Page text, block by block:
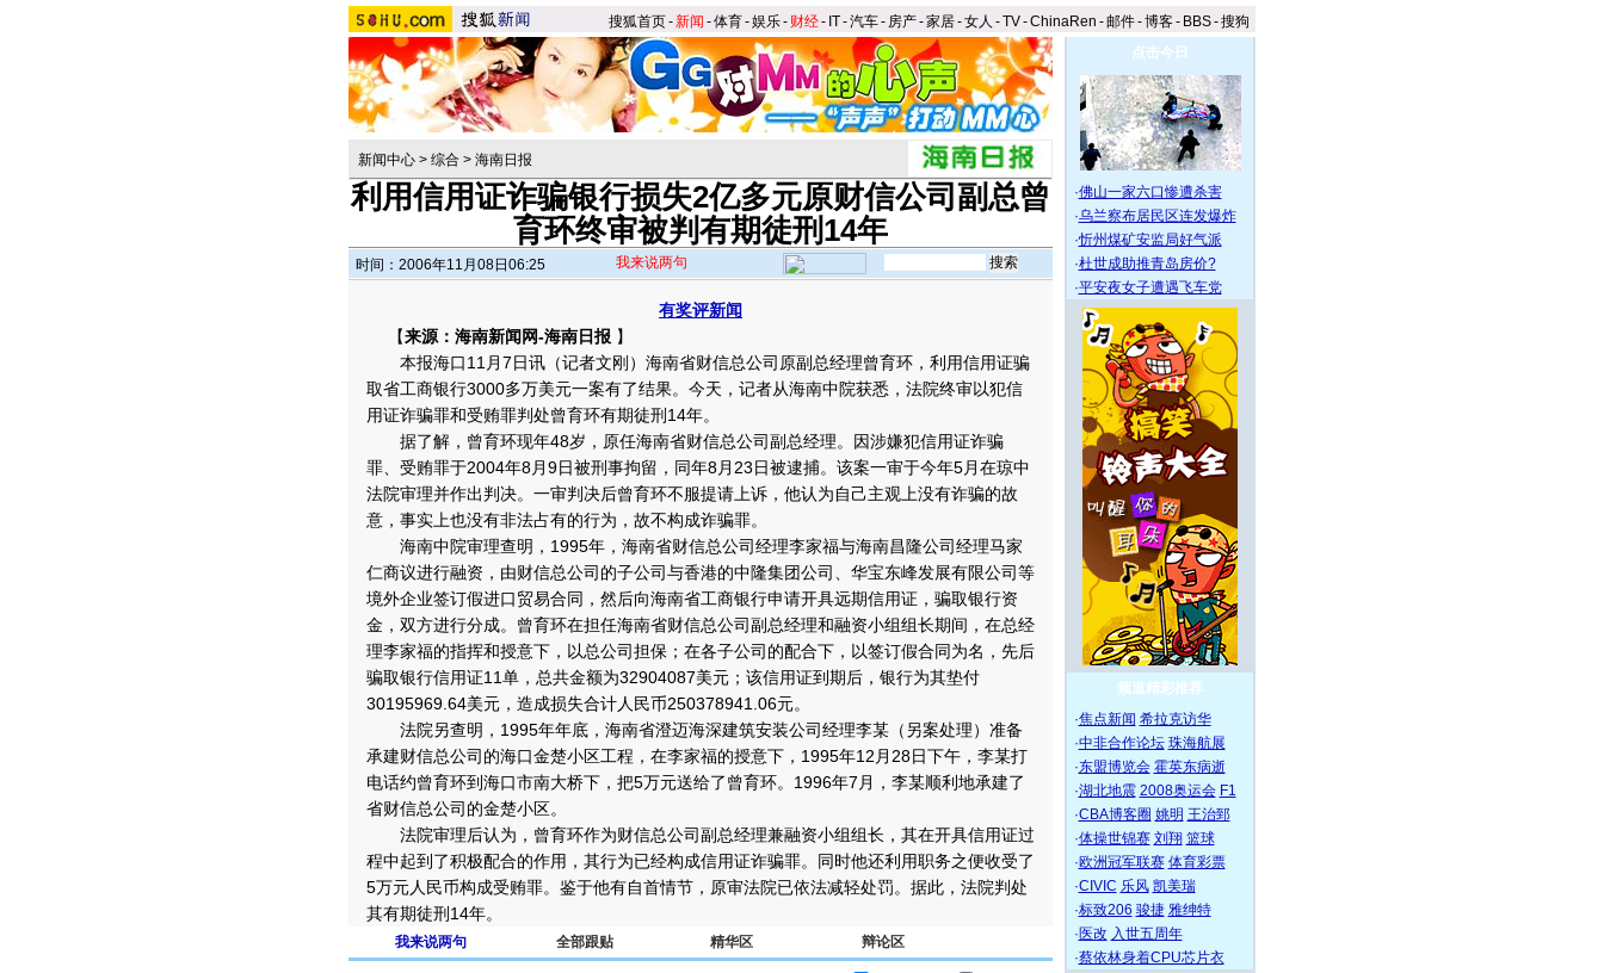
搜狐首页-新闻 -体育-娱乐- 财经- IT-汽车- 房产-家居-女人 -TV-ChinaRen -邮件-博客- BBS-搜狗
新闻中心 > 综合 > 海南日报
利用信用证诈骗银行损失2亿多元原财信公司副总曾
育环终审被判有期徒刑14年
时间：2006年11月08日06:25 我来说两句
有奖评新闻
【来源：海南新闻网-海南日报 】
本报海口11月7日讯（记者文刚）海南省财信总公司原副总经理曾育环，利用信用证骗
取省工商银行3000多万美元一案有了结果。今天，记者从海南中院获悉，法院终审以犯信
用证诈骗罪和受贿罪判处曾育环有期徒刑14年。
据了解，曾育环现年48岁，原任海南省财信总公司副总经理。因涉嫌犯信用证诈骗
罪、受贿罪于2004年8月9日被刑事拘留，同年8月23日被逮捕。该案一审于今年5月在琼中
法院审理并作出判决。一审判决后曾育环不服提请上诉，他认为自己主观上没有诈骗的故
意，事实上也没有非法占有的行为，故不构成诈骗罪。
海南中院审理查明，1995年，海南省财信总公司经理李家福与海南昌隆公司经理马家
仁商议进行融资，由财信总公司的子公司与香港的中隆集团公司、华宝东峰发展有限公司等
境外企业签订假进口贸易合同，然后向海南省工商银行申请开具远期信用证，骗取银行资
金，双方进行分成。曾育环在担任海南省财信总公司副总经理和融资小组组长期间，在总经
理李家福的指挥和授意下，以总公司担保；在各子公司的配合下，以签订假合同为名，先后
骗取银行信用证11单，总共金额为32904087美元；该信用证到期后，银行为其垫付
30195969.64美元，造成损失合计人民币250378941.06元。
法院另查明，1995年年底，海南省澄迈海深建筑安装公司经理李某（另案处理）准备
承建财信总公司的海口金楚小区工程，在李家福的授意下，1995年12月28日下午，李某打
电话约曾育环到海口市南大桥下，把5万元送给了曾育环。1996年7月，李某顺利地承建了
省财信总公司的金楚小区。
法院审理后认为，曾育环作为财信总公司副总经理兼融资小组组长，其在开具信用证过
程中起到了积极配合的作用，其行为已经构成信用证诈骗罪。同时他还利用职务之便收受了
5万元人民币构成受贿罪。鉴于他有自首情节，原审法院已依法减轻处罚。据此，法院判处
其有期徒刑14年。
我来说两句 全部跟贴 精华区 辩论区
点击今日
·佛山一家六口惨遭杀害
·乌兰察布居民区连发爆炸
·忻州煤矿安监局好气派
·杜世成助推青岛房价?
·平安夜女子遭遇飞车党
频道精彩推荐
·焦点新闻 希拉克访华
·中非合作论坛 珠海航展
·东盟博览会 霍英东病逝
·湖北地震 2008奥运会 F1
·CBA博客圈 姚明 王治郅
·体操世锦赛 刘翔 篮球
·欧洲冠军联赛 体育彩票
·CIVIC 乐风 凯美瑞
·标致206 骏捷 雅绅特
· 医改 入世五周年
·蔡依林身着CPU芯片衣